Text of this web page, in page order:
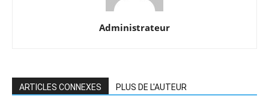
Administrateur
ARTICLES CONNEXES PLUS DE L'AUTEUR